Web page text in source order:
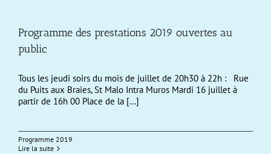
Programme des prestations 2019 ouvertes au
public
Tous les jeudi soirs du mois de juillet de 20h30 à 22h : Rue
du Puits aux Braies, St Malo Intra Muros Mardi 16 juillet à
partir de 16h 00 Place de la [...]
Programme 2019
Lire la suite